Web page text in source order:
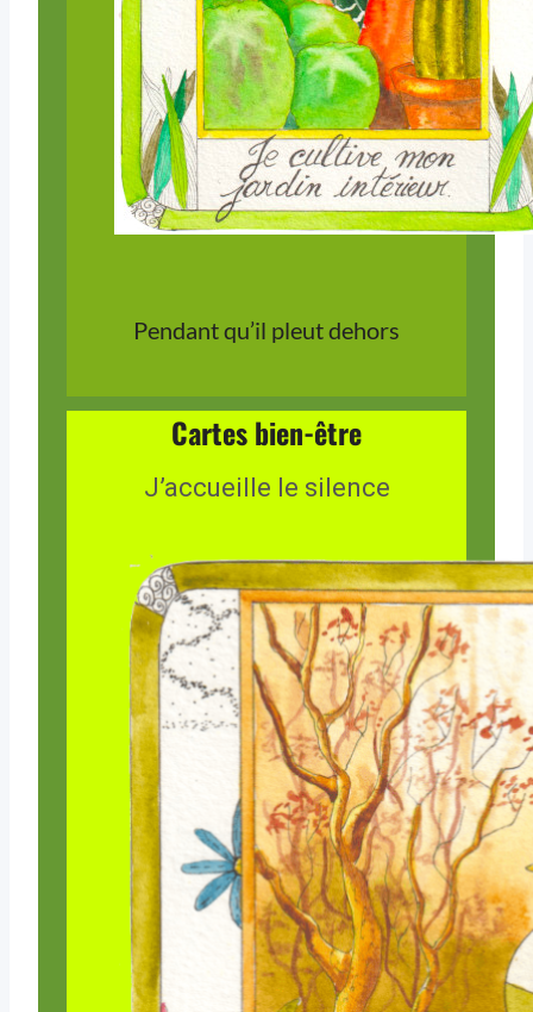
Pendant qu’il pleut dehors
Cartes bien-être
J’accueille le silence